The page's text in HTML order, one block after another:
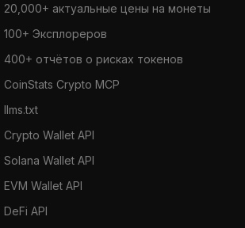
20,000+ актуальные цены на монеты
100+ Эксплореров
400+ отчётов о рисках токенов
CoinStats Crypto MCP
llms.txt
Crypto Wallet API
Solana Wallet API
EVM Wallet API
DeFi API